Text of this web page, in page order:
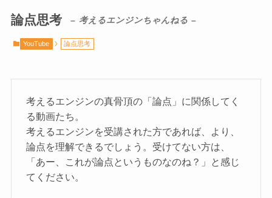
論点思考 – 考えるエンジンちゃんねる –
YouTube 論点思考
考えるエンジンの真骨頂の「論点」に関係してく
る動画たち。
考えるエンジンを受講された方であれば、より、
論点を理解できるでしょう。受けてない方は、
「あー、これが論点というものなのね？」と感じ
てください。